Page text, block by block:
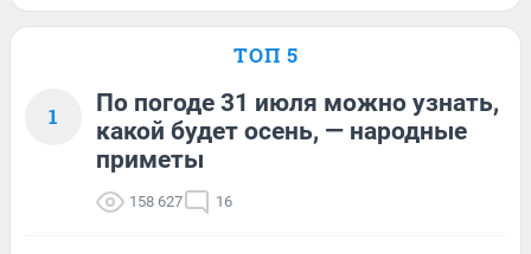
ТОП 5
1
По погоде 31 июля можно узнать,
какой будет осень, — народные
приметы
158 627 16